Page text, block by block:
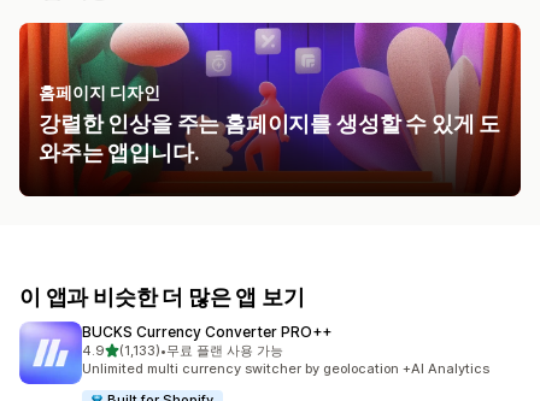
홈페이지 디자인
강렬한 인상을 주는 홈페이지를 생성할 수 있게 도
와주는 앱입니다.
이 앱과 비슷한 더 많은 앱 보기
BUCKS Currency Converter PRO++
4.9별 5개 중
(1,133)
총 리뷰 1133개
•무료 플랜 사용 가능
Unlimited multi currency switcher by geolocation +AI Analytics